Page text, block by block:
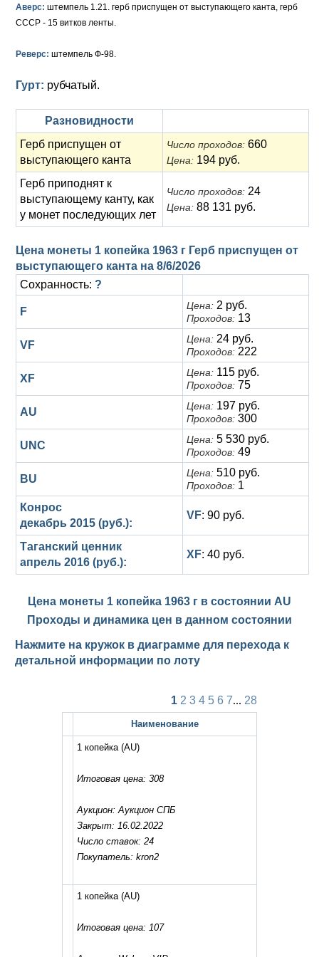
Памятные и донативные
Сибирские монеты
Серебро
Ливонезы
Альбертусталер
Анна Иоанновна (1730-1740)
Петр I (1682-1725)
Золото
Серебро
Медь
Для Речи Посполитой
Аверс: штемпель 1.21. герб приспущен от выступающего канта, герб
СССР - 15 витков ленты.
Реверс: штемпель Ф-98.
Гурт: рубчатый.
Разновидности
Герб приспущен от
выступающего канта
Число проходов: 660
Цена: 194 руб.
Герб приподнят к
выступающему канту, как
у монет последующих лет
Число проходов: 24
Цена: 88 131 руб.
Цена монеты 1 копейка 1963 г Герб приспущен от
выступающего канта на 8/6/2026
Сохранность: ?
F Цена: 2 руб.
Проходов: 13
VF Цена: 24 руб.
Проходов: 222
XF Цена: 115 руб.
Проходов: 75
AU Цена: 197 руб.
Проходов: 300
UNC Цена: 5 530 руб.
Проходов: 49
BU Цена: 510 руб.
Проходов: 1
Конрос
декабрь 2015 (руб.):
VF: 90 руб.
Таганский ценник
апрель 2016 (руб.):
XF: 40 руб.
Цена монеты 1 копейка 1963 г в состоянии AU
Проходы и динамика цен в данном состоянии
Нажмите на кружок в диаграмме для перехода к
детальной информации по лоту
1 2 3 4 5 6 7... 28
Наименование
1 копейка (AU)
Итоговая цена: 308
Аукцион: Аукцион СПБ
Закрыт: 16.02.2022
Число ставок: 24
Покупатель: kron2
1 копейка(AU)
Итоговая цена: 107